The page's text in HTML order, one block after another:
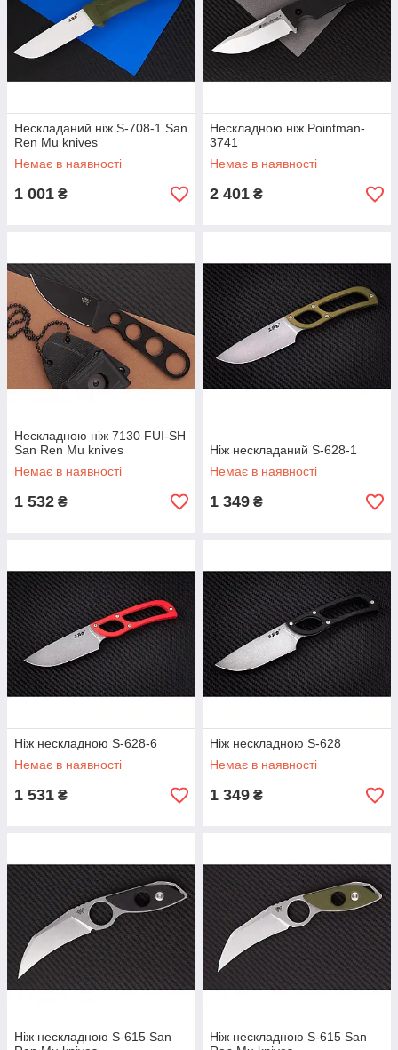
Нескладаний ніж S-708-1 San
Ren Mu knives
Немає в наявності
1 001 ₴
Нескладною ніж Pointman-
3741
Немає в наявності
2 401 ₴
Нескладною ніж 7130 FUI-SH
San Ren Mu knives
Немає в наявності
1 532 ₴
Ніж нескладаний S-628-1
Немає в наявності
1 349 ₴
Ніж нескладною S-628-6
Немає в наявності
1 531 ₴
Ніж нескладною S-628
Немає в наявності
1 349 ₴
Ніж нескладною S-615 San
Ніж нескладною S-615 San